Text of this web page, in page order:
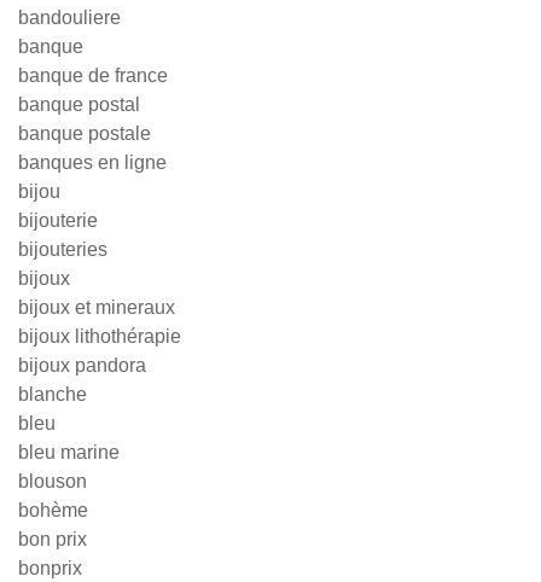
bandouliere
banque
banque de france
banque postal
banque postale
banques en ligne
bijou
bijouterie
bijouteries
bijoux
bijoux et mineraux
bijoux lithothérapie
bijoux pandora
blanche
bleu
bleu marine
blouson
bohème
bon prix
bonprix